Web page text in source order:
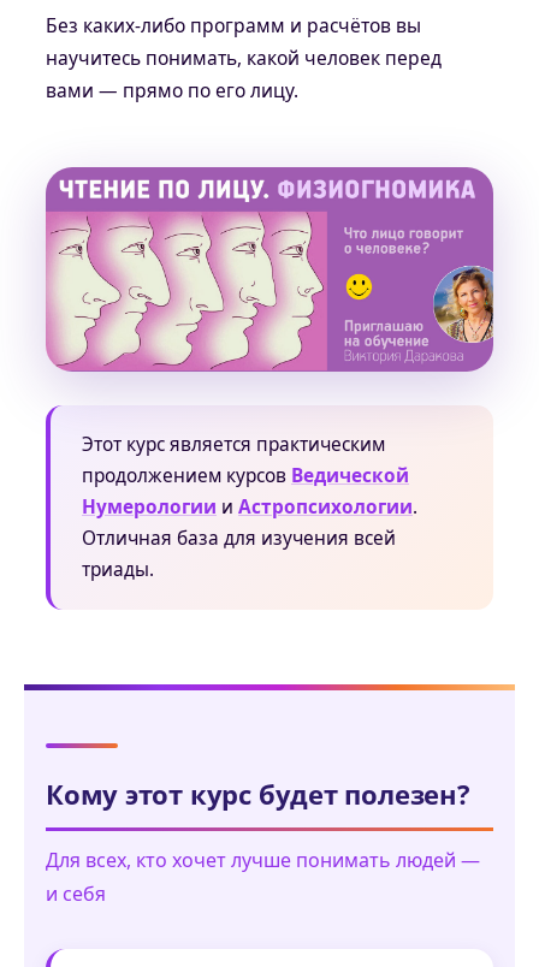
Без каких-либо программ и расчётов вы
научитесь понимать, какой человек перед
вами — прямо по его лицу.
Этот курс является практическим
продолжением курсов Ведической
Нумерологии и Астропсихологии.
Отличная база для изучения всей
триады.
Кому этот курс будет полезен?
Для всех, кто хочет лучше понимать людей —
и себя